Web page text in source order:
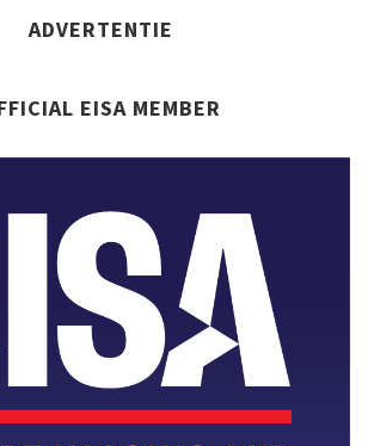
ADVERTENTIE
EISA MEMBER